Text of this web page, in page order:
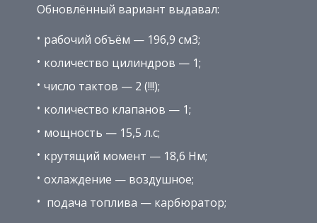
Обновлённый вариант выдавал:
рабочий объём — 196,9 см3;
количество цилиндров — 1;
число тактов — 2 (!!!);
количество клапанов — 1;
мощность — 15,5 л.с;
крутящий момент — 18,6 Нм;
охлаждение — воздушное;
подача топлива — карбюратор;